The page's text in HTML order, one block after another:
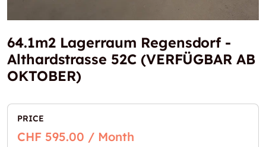
64.1m2 Lagerraum Regensdorf -
Althardstrasse 52C (VERFÜGBAR AB
OKTOBER)
PRICE
CHF 595.00 / Month